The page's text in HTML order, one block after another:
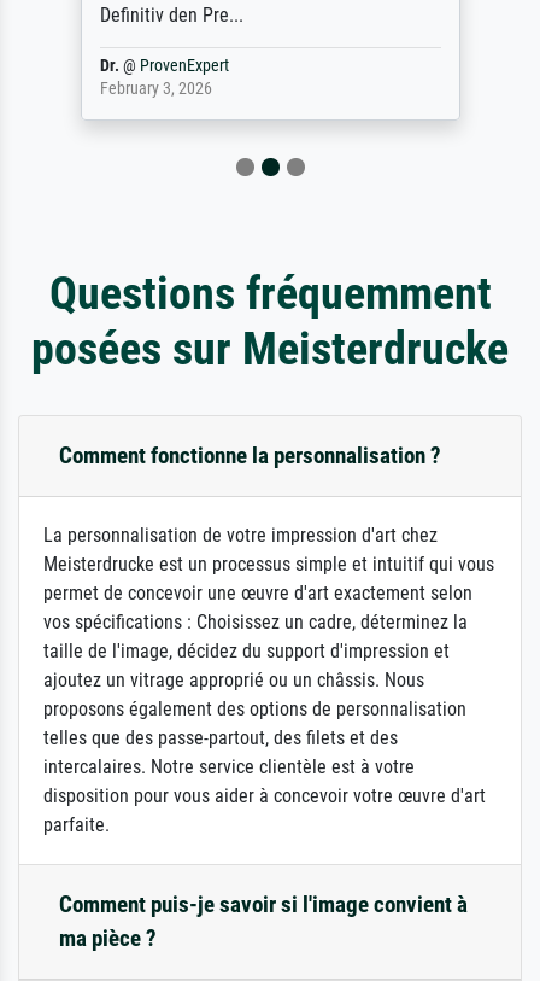
Definitiv den Pre...
Dr. @ ProvenExpert
February 3, 2026
Questions fréquemment
posées sur Meisterdrucke
Comment fonctionne la personnalisation ?
La personnalisation de votre impression d'art chez
Meisterdrucke est un processus simple et intuitif qui vous
permet de concevoir une œuvre d'art exactement selon
vos spécifications : Choisissez un cadre, déterminez la
taille de l'image, décidez du support d'impression et
ajoutez un vitrage approprié ou un châssis. Nous
proposons également des options de personnalisation
telles que des passe-partout, des filets et des
intercalaires. Notre service clientèle est à votre
disposition pour vous aider à concevoir votre œuvre d'art
parfaite.
Comment puis-je savoir si l'image convient à
ma pièce ?